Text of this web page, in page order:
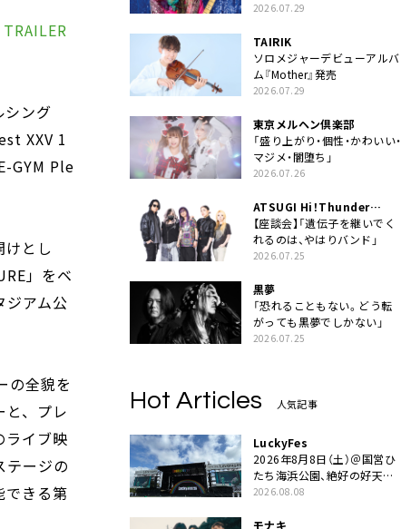
シング
XXV 1
GYM Ple
とし
」をベ
ジアム公
の全貌を
と、プレ
ライブ映
テージの
できる第
2026.07.29
TAIRIK
ソロメジャーデビューアルバ
ム『Mother』発売
2026.07.29
東京メルヘン倶楽部
「盛り上がり・個性・かわいい・
マジメ・闇堕ち」
2026.07.26
ATSUGI Hi！Thunder
Rock Festival
【座談会】「遺伝子を継いでく
れるのは、やはりバンド」
2026.07.25
黒夢
「恐れることもない。どう転
がっても黒夢でしかない」
2026.07.25
Hot Articles 人気記事
LuckyFes
2026年8月8日（土）＠国営ひ
たち海浜公園、絶好の好天の
中＜LuckyFes’26＞開幕
2026.08.08
モナキ